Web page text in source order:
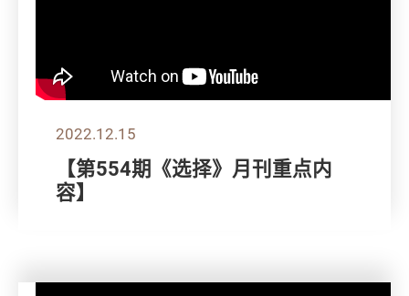
2022.12.15
【第554期《选择》月刊重点内
容】